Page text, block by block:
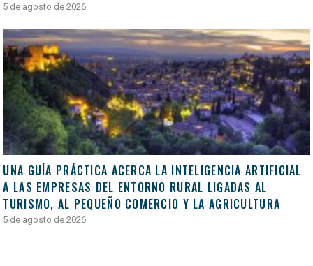
5 de agosto de 2026
UNA GUÍA PRÁCTICA ACERCA LA INTELIGENCIA ARTIFICIAL
A LAS EMPRESAS DEL ENTORNO RURAL LIGADAS AL
TURISMO, AL PEQUEÑO COMERCIO Y LA AGRICULTURA
5 de agosto de 2026